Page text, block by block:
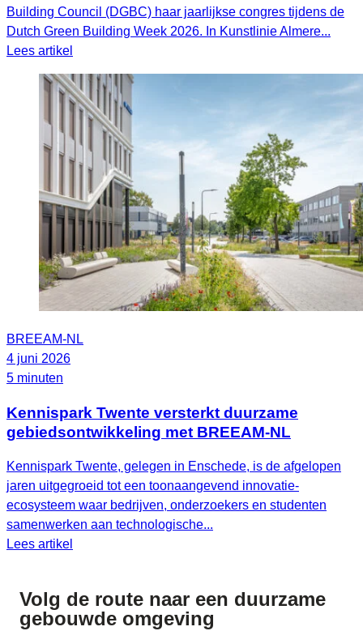
Building Council (DGBC) haar jaarlijkse congres tijdens de
Dutch Green Building Week 2026. In Kunstlinie Almere...
Lees artikel
BREEAM-NL
4 juni 2026
5 minuten
Kennispark Twente versterkt duurzame
gebiedsontwikkeling met BREEAM‑NL
Kennispark Twente, gelegen in Enschede, is de afgelopen
jaren uitgegroeid tot een toonaangevend innovatie-
ecosysteem waar bedrijven, onderzoekers en studenten
samenwerken aan technologische...
Lees artikel
Volg de route naar een duurzame
gebouwde omgeving